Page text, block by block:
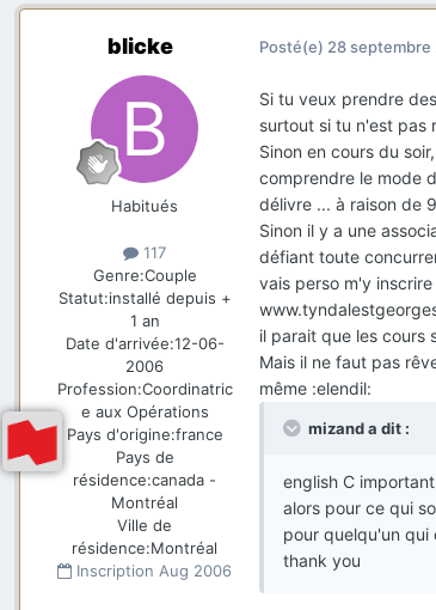
blicke
Habitués
117
Genre:Couple
Statut:installé depuis +
1 an
Date d'arrivée:12-06-
2006
Profession:Coordinatric
e aux Opérations
Pays d'origine:france
Pays de
résidence:canada -
Montréal
Ville de
résidence:Montréal
Inscription Aug 2006
Posté(e) 28 septembre
Si tu veux prendre
surtout si tu n'est pas
Sinon en cours du
comprendre le mode
délivre ... à raison de
Sinon il y a une
défiant toute
vais perso m'y
il parait que les cours
Mais il ne faut pas
même :elendil:
mizand a dit :
english C
alors pour ce qui
pour quelqu'un qui
thank you